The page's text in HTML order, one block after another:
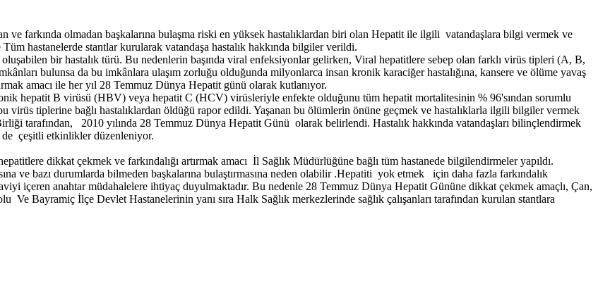
farkında olmadan başkalarına bulaşma riski en yüksek hastalıklardan biri olan Hepatit ile ilgili vatandaşlara bilgi vermek ve
hastanelerde stantlar kurularak vatandaşa hastalık hakkında bilgiler verildi.
bir hastalık türü. Bu nedenlerin başında viral enfeksiyonlar gelirken, Viral hepatitlere sebep olan farklı virüs tipleri (A, B,
bulunsa da bu imkânlara ulaşım zorluğu olduğunda milyonlarca insan kronik karaciğer hastalığına, kansere ve ölüme yavaş
amacı ile her yıl 28 Temmuz Dünya Hepatit günü olarak kutlanıyor.
hepatit B virüsü (HBV) veya hepatit C (HCV) virüsleriyle enfekte olduğunu tüm hepatit mortalitesinin % 96'sından sorumlu
virüs tiplerine bağlı hastalıklardan öldüğü rapor edildi. Yaşanan bu ölümlerin önüne geçmek ve hastalıklarla ilgili bilgiler vermek
tarafından, 2010 yılında 28 Temmuz Dünya Hepatit Günü olarak belirlendi. Hastalık hakkında vatandaşları bilinçlendirmek
de çeşitli etkinlikler düzenleniyor.
dikkat çekmek ve farkındalığı artırmak amacı İl Sağlık Müdürlüğüne bağlı tüm hastanede bilgilendirmeler yapıldı.
ve bazı durumlarda bilmeden başkalarına bulaştırmasına neden olabilir .Hepatiti yok etmek için daha fazla farkındalık
içeren anahtar müdahalelere ihtiyaç duyulmaktadır. Bu nedenle 28 Temmuz Dünya Hepatit Gününe dikkat çekmek amaçlı, Çan,
Bayramiç İlçe Devlet Hastanelerinin yanı sıra Halk Sağlık merkezlerinde sağlık çalışanları tarafından kurulan stantlara